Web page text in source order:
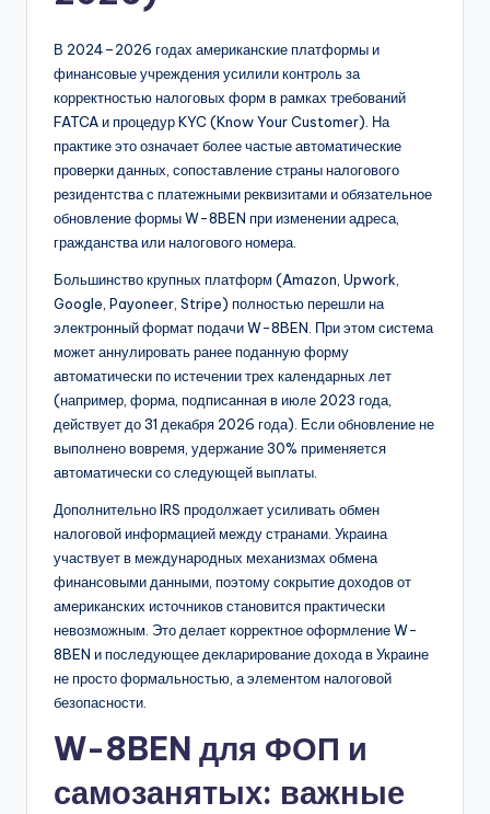
В 2024–2026 годах американские платформы и
финансовые учреждения усилили контроль за
корректностью налоговых форм в рамках требований
FATCA и процедур KYC (Know Your Customer). На
практике это означает более частые автоматические
проверки данных, сопоставление страны налогового
резидентства с платежными реквизитами и обязательное
обновление формы W-8BEN при изменении адреса,
гражданства или налогового номера.
Большинство крупных платформ (Amazon, Upwork,
Google, Payoneer, Stripe) полностью перешли на
электронный формат подачи W-8BEN. При этом система
может аннулировать ранее поданную форму
автоматически по истечении трех календарных лет
(например, форма, подписанная в июле 2023 года,
действует до 31 декабря 2026 года). Если обновление не
выполнено вовремя, удержание 30% применяется
автоматически со следующей выплаты.
Дополнительно IRS продолжает усиливать обмен
налоговой информацией между странами. Украина
участвует в международных механизмах обмена
финансовыми данными, поэтому сокрытие доходов от
американских источников становится практически
невозможным. Это делает корректное оформление W-
8BEN и последующее декларирование дохода в Украине
не просто формальностью, а элементом налоговой
безопасности.
W-8BEN для ФОП и
самозанятых: важные